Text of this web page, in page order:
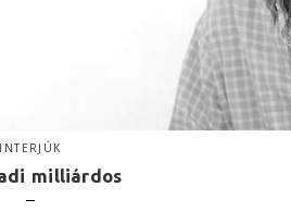
INTERJÚK
milliárdos